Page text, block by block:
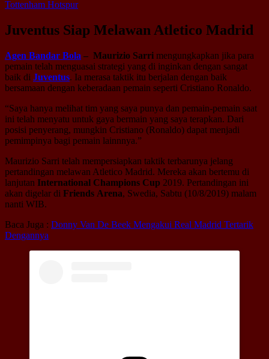
Tottenham Hotspur
Juventus Siap Melawan Atletico Madrid
Agen Bandar Bola – Maurizio Sarri mengungkapkan jika para
pemain telah menguasai strategi yang di inginkan dengan sangat
baik di Juventus. Ia merasa taktik itu berjalan dengan baik
bersamaan dengan keberadaan pemain seperti Cristiano Ronaldo.
“Saya hanya melihat tim yang saya punya dan pemain-pemain saat
ini telah menyatu untuk gaya bermain yang saya terapkan. Dari
posisi penyerang, mungkin Cristiano (Ronaldo) dapat menjadi
pemimpinya bagi pemain lainnnya.”
Maurizio Sarri telah mempersiapkan taktik terbarunya jelang
pertandingan melawan Atletico Madrid. Mereka akan bertemu di
lanjutan International Champions Cup 2019. Pertandingan ini
akan digelar di Friends Arena, Swedia, Sabtu (10/8/2019) malam
nanti WIB.
Baca Juga : Donny Van De Beek Mengakui Real Madrid Tertarik
Dengannya